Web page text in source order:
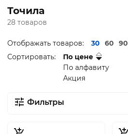
Точила
28 товаров
Отображать товаров: 30 60
90
Сортировать:
По цене
По алфавиту
Акция
Фильтры